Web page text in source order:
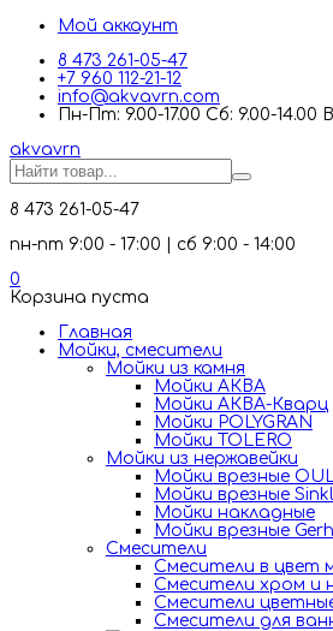
Мой аккаунт
8 473 261-05-47
+7 960 112-21-12
info@akvavrn.com
Пн-Пт: 9.00-17.00 Сб: 9.00-14.00
akvavrn
8 473 261-05-47
пн-пт 9:00 - 17:00 | сб 9:00 - 14:00
0
Корзина пуста
Главная
Мойки, смесители
Mойки из камня
Мойки АКВА
Мойки АКВА-Кварц
Мойки POLYGRAN
Мойки TOLERO
Мойки из нержавейки
Мойки врезные
Мойки врезные
Мойки накладные
Мойки врезные
Смесители
Смесители в цвет
Смесители хром и
Смесители
Смесители для